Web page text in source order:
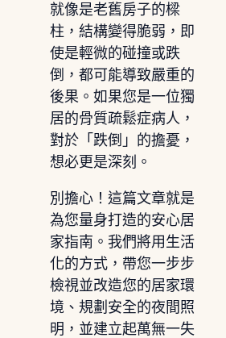
就像是老舊房子的樑
柱，結構變得脆弱，即
使是輕微的碰撞或跌
倒，都可能導致嚴重的
後果。如果您是一位獨
居的骨質疏鬆症病人，
對於「跌倒」的擔憂，
想必更是深刻。
別擔心！這篇文章就是
為您量身打造的安心居
家指南。我們將用生活
化的方式，帶您一步步
檢視並改造您的居家環
境、規劃安全的夜間照
明，並建立起萬無一失